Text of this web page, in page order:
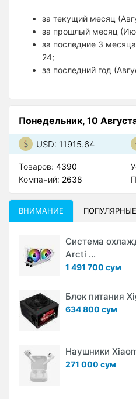
за текущий месяц
за прошлый месяц
за последние 3
24;
за последний год
Понедельник, 10
USD: 11915.64
Товаров: 4390
Компаний: 2638
ВНИМАНИЕ ПОПУЛЯРНЫЕ
Система
Arcti ...
1 491 700 сум
Блок питания
634 800 сум
Наушники
271 000 сум